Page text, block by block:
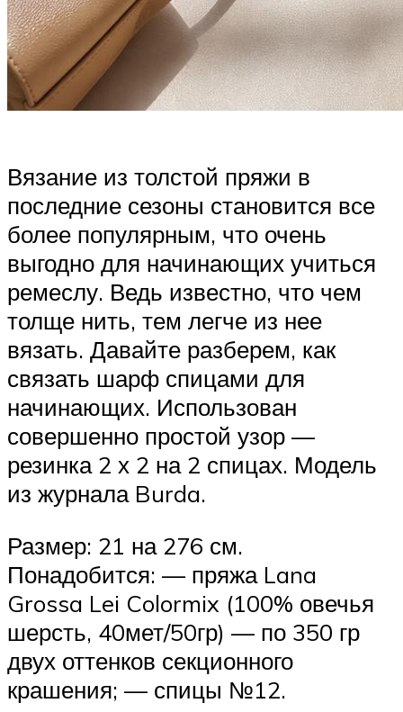
Вязание из толстой пряжи в
последние сезоны становится все
более популярным, что очень
выгодно для начинающих учиться
ремеслу. Ведь известно, что чем
толще нить, тем легче из нее
вязать. Давайте разберем, как
связать шарф спицами для
начинающих. Использован
совершенно простой узор —
резинка 2 х 2 на 2 спицах. Модель
из журнала Burda.
Размер: 21 на 276 см.
Понадобится: — пряжа Lana
Grossa Lei Colormix (100% овечья
шерсть, 40мет/50гр) — по 350 гр
двух оттенков секционного
крашения; — спицы №12.